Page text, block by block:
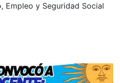
Empleo y Seguridad Social